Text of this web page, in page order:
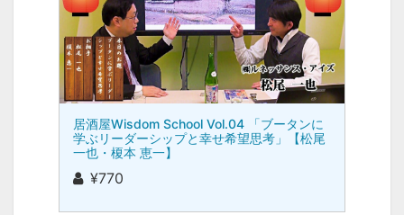
居酒屋Wisdom School Vol.04 「ブータンに
学ぶリーダーシップと幸せ希望思考」【松尾
一也・榎本 恵一】
¥770